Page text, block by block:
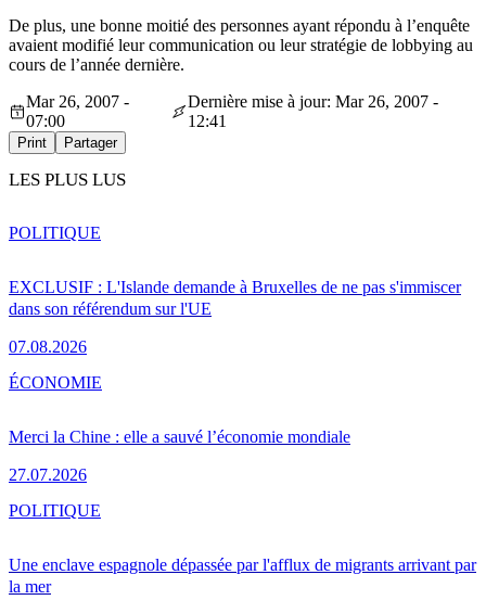
De plus, une bonne moitié des personnes ayant répondu à l’enquête
avaient modifié leur communication ou leur stratégie de lobbying au
cours de l’année dernière.
Mar 26, 2007 -
07:00
Dernière mise à jour: Mar 26, 2007 -
12:41
Print Partager
LES PLUS LUS
EXCLUSIF : L'Islande demande à Bruxelles de ne pas s'immiscer
dans son référendum sur l'UE
07.08.2026
POLITIQUE
Merci la Chine : elle a sauvé l’économie mondiale
27.07.2026
ÉCONOMIE
Une enclave espagnole dépassée par l'afflux de migrants arrivant par
la mer
POLITIQUE